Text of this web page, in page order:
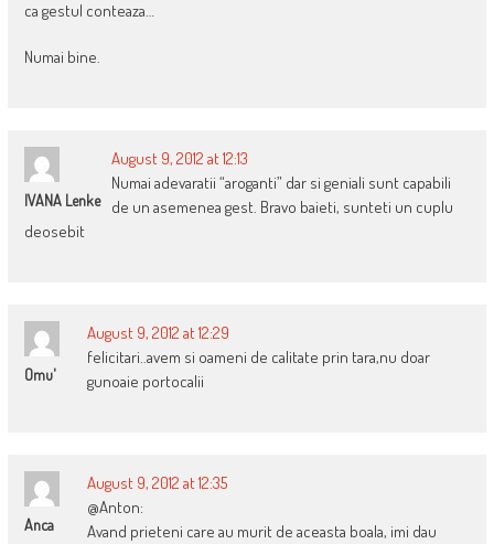
ca gestul conteaza…
Numai bine.
IVANA Lenke
August 9, 2012 at 12:13
Numai adevaratii “aroganti” dar si geniali sunt capabili
de un asemenea gest. Bravo baieti, sunteti un cuplu
deosebit
Omu'
August 9, 2012 at 12:29
felicitari..avem si oameni de calitate prin tara,nu doar
gunoaie portocalii
Anca
August 9, 2012 at 12:35
@Anton:
Avand prieteni care au murit de aceasta boala, imi dau